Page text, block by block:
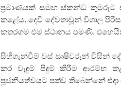
ප‍්‍රමාණයක් සමඟ ස්කන්ධ කුමරුට
කළේය. දෙවි දේවතාවූන් විශාල
කතරගම එම ස්ථානය පමණි.
සිහිගැන්වීම් වස් සෘෂිවරුන් විසින්
කර වැඳුම් පිදුම් කිරීම ආරම්භ
පූජනීයත්වයට පත්ව තිබෙන්නේ